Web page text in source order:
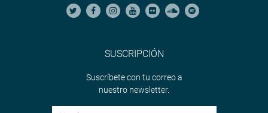
SUSCRIPCIÓN
Suscríbete con tu correo a
nuestro newsletter.